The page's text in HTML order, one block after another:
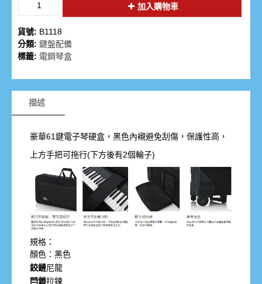
加入購物車
貨號: B1118
分類: 鍵盤配備
標籤: 電鋼琴盒
描述
豪華61鍵電子琴硬盒，黑色內襯避免刮傷，保護性高，
上方手把可拖行(下方後有2個輪子)
規格：
顏色：黑色
鉸鏈尼龍
閂鎖拉鍊